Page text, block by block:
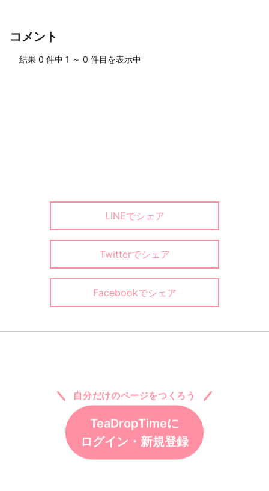
コメント
結果 0 件中 1 ～ 0 件目を表示中
LINEでシェア
Twitterでシェア
Facebookでシェア
自分だけのページをつくろう
TeaDropTimeに
ログイン・新規登録